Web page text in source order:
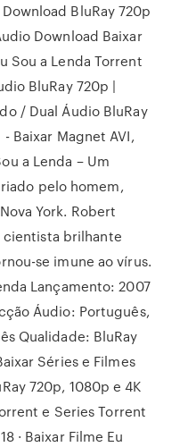
BluRay 720p
Download Baixar
Sou a Lenda Torrent
BluRay 720p |
/ Dual Áudio BluRay
Baixar Magnet AVI,
a Lenda – Um
pelo homem,
York. Robert
cientista brilhante
se imune ao vírus.
Lançamento: 2007
Áudio: Português,
Qualidade: BluRay
Séries e Filmes
720p, 1080p e 4K
e Series Torrent
· Baixar Filme Eu